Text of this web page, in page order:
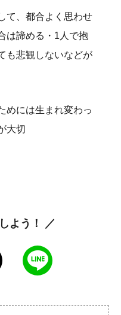
て、都合よく思わせ
は諦める・1人で抱
も悲観しないなどが
めには生まれ変わっ
大切
よう！ ／